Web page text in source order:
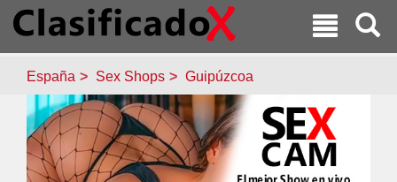
España Sex Shops Guipúzcoa